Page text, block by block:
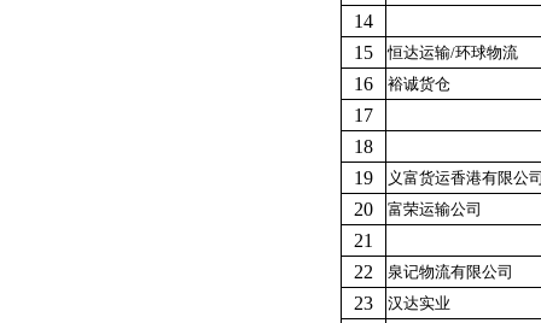
14
15
恒达运输/环球物流
16 裕诚货仓
17
18
19
义富货运香港有限公
20 富荣运输公司
21
22
泉记物流有限公司
23 汉达实业